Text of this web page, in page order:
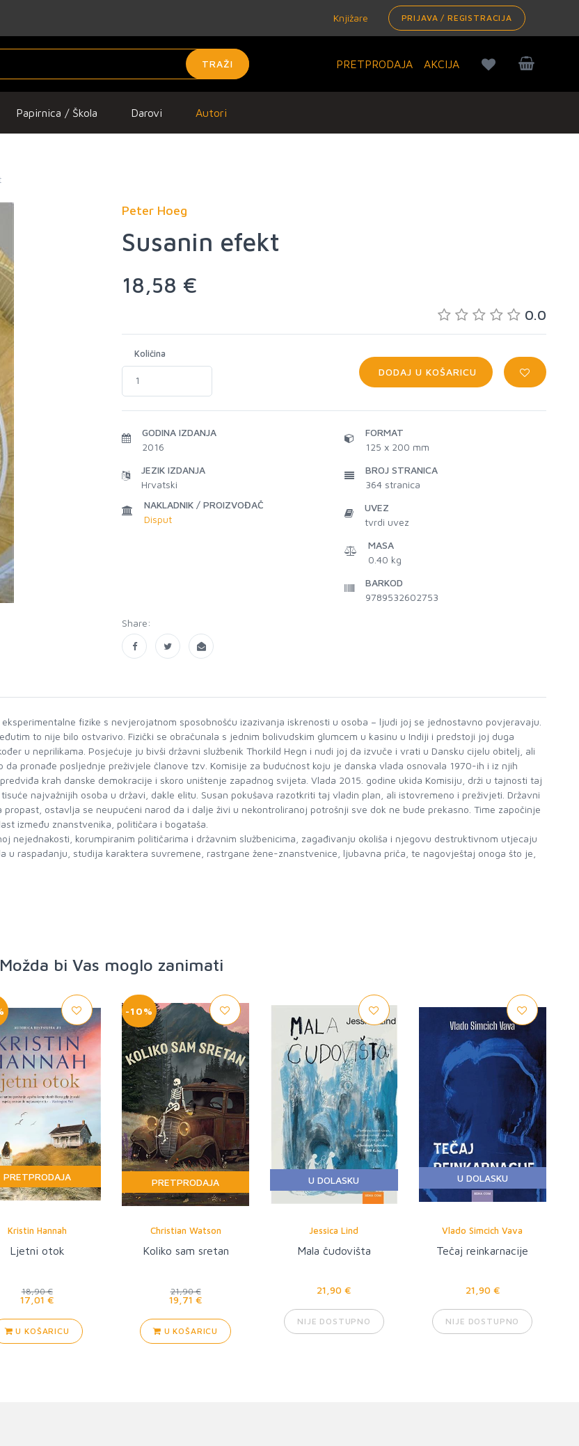
Knjižare PRIJAVA / REGISTRACIJA
TRAŽI PRETPRODAJA AKCIJA
Papirnica / Škola Darovi Autori
Peter Hoeg
Susanin efekt
18,58 €
0.0
Količina
DODAJ U KOŠARICU
GODINA IZDANJA
2016
JEZIK IZDANJA
Hrvatski
NAKLADNIK / PROIZVOĐAČ
Disput
FORMAT
125 x 200 mm
BROJ STRANICA
364 stranica
UVEZ
tvrdi uvez
MASA
0.40 kg
BARKOD
9789532602753
Share:
fizike s nevjerojatnom sposobnošću izazivanja iskrenosti u osoba – ljudi joj se jednostavno povjeravaju.
to nije bilo ostvarivo. Fizički se obračunala s jednim bolivudskim glumcem u kasinu u Indiji i predstoji joj duga
u neprilikama. Posjećuje ju bivši državni službenik Thorkild Hegn i nudi joj da izvuče i vrati u Dansku cijelu obitelj, ali
pronađe posljednje preživjele članove tzv. Komisije za budućnost koju je danska vlada osnovala 1970-ih i iz njih
krah danske demokracije i skoro uništenje zapadnog svijeta. Vlada 2015. godine ukida Komisiju, drži u tajnosti taj
najvažnijih osoba u državi, dakle elitu. Susan pokušava razotkriti taj vladin plan, ali istovremeno i preživjeti. Državni
ostavlja se neupućeni narod da i dalje živi u nekontroliranoj potrošnji sve dok ne bude prekasno. Time započinje
između znanstvenika, političara i bogataša.
nejednakosti, korumpiranim političarima i državnim službenicima, zagađivanju okoliša i njegovu destruktivnom utjecaju
u raspadanju, studija karaktera suvremene, rastrgane žene-znanstvenice, ljubavna priča, te nagovještaj onoga što je,
Možda bi Vas moglo zanimati
PRETPRODAJA
Kristin Hannah
Ljetni otok
18,90 €
17,01 €
U KOŠARICU
-10%
PRETPRODAJA
Christian Watson
Koliko sam sretan
21,90 €
19,71 €
U KOŠARICU
U DOLASKU
Jessica Lind
Mala čudovišta
21,90 €
NIJE DOSTUPNO
U DOLASKU
Vlado Simcich Vava
Tečaj reinkarnacije
21,90 €
NIJE DOSTUPNO